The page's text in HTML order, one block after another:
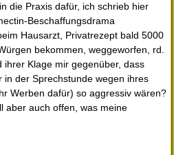
die Praxis dafür, ich schrieb hier
Beschaffungsdrama
Hausarzt, Privatrezept bald 5000
bekommen, weggeworfen, rd.
ihrer Klage mir gegenüber, dass
in der Sprechstunde wegen ihres
Werben dafür) so aggressiv wären?
aber auch offen, was meine